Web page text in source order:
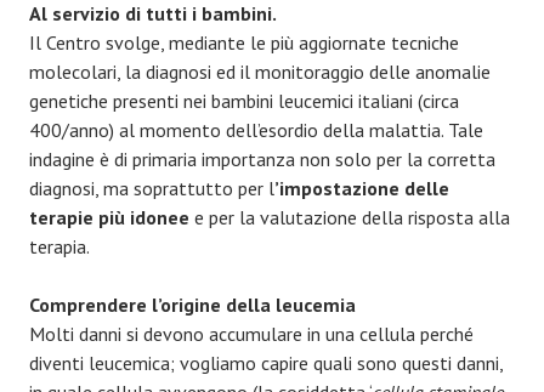
Al servizio di tutti i bambini.
Il Centro svolge, mediante le più aggiornate tecniche
molecolari, la diagnosi ed il monitoraggio delle anomalie
genetiche presenti nei bambini leucemici italiani (circa
400/anno) al momento dell’esordio della malattia. Tale
indagine è di primaria importanza non solo per la corretta
diagnosi, ma soprattutto per l’impostazione delle
terapie più idonee e per la valutazione della risposta alla
terapia.
Comprendere l’origine della leucemia
Molti danni si devono accumulare in una cellula perché
diventi leucemica; vogliamo capire quali sono questi danni,